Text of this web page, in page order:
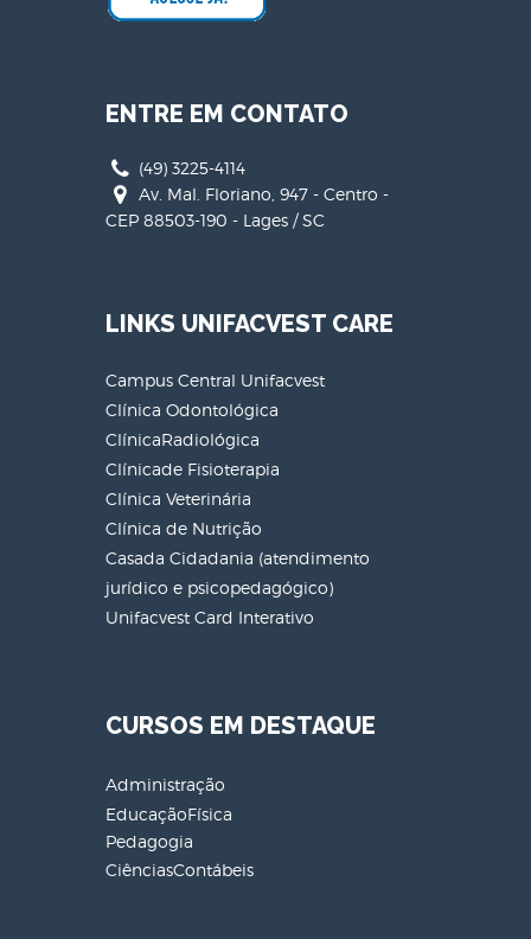
ENTRE EM CONTATO
(49) 3225-4114
Av. Mal. Floriano, 947 - Centro -
CEP 88503-190 - Lages / SC
LINKS UNIFACVEST CARE
Campus Central Unifacvest
Clínica Odontológica
ClínicaRadiológica
Clínicade Fisioterapia
Clínica Veterinária
Clínica de Nutrição
Casada Cidadania (atendimento
jurídico e psicopedagógico)
Unifacvest Card Interativo
CURSOS EM DESTAQUE
Administração
EducaçãoFísica
Pedagogia
CiênciasContábeis